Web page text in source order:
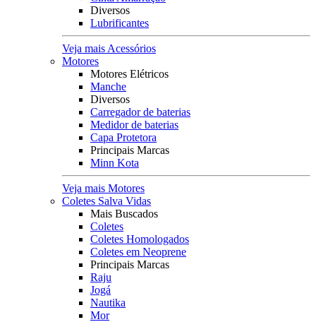
Diversos
Lubrificantes
Veja mais Acessórios
Motores
Motores Elétricos
Manche
Diversos
Carregador de baterias
Medidor de baterias
Capa Protetora
Principais Marcas
Minn Kota
Veja mais Motores
Coletes Salva Vidas
Mais Buscados
Coletes
Coletes Homologados
Coletes em Neoprene
Principais Marcas
Raju
Jogá
Nautika
Mor